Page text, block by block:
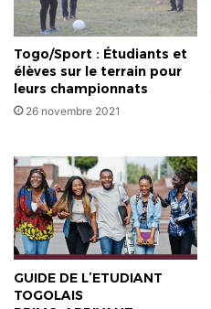
pouvoir?
Togo/Sport : Étudiants et
élèves sur le terrain pour
leurs championnats
26 novembre 2021
GUIDE DE L’ETUDIANT
TOGOLAIS